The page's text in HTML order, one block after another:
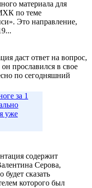
материала для
по теме
Это направление,
даст ответ на вопрос,
прославился в свое
по сегодняшний
за 1
уже
содержит
Серова,
будет сказать
которого был